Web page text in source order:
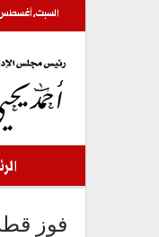
السبت, أغسطس 8,
فوز